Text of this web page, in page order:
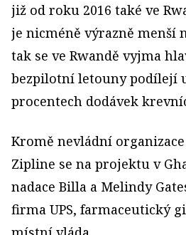
již od roku 2016 také ve
je nicméně výrazně menší
tak se ve Rwandě vyjma
bezpilotní letouny podílejí
procentech dodávek
Kromě nevládní
Zipline se na projektu v
nadace Billa a Melindy
firma UPS, farmaceutický